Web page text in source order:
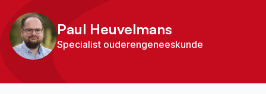
Paul Heuvelmans
Specialist ouderengeneeskunde